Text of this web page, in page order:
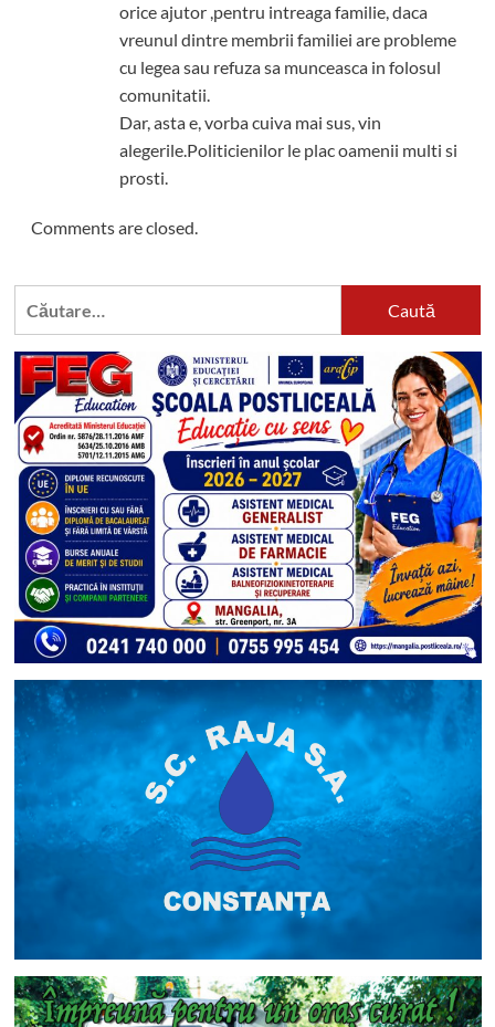
orice ajutor ,pentru intreaga familie, daca
vreunul dintre membrii familiei are probleme
cu legea sau refuza sa munceasca in folosul
comunitatii.
Dar, asta e, vorba cuiva mai sus, vin
alegerile.Politicienilor le plac oamenii multi si
prosti.
Comments are closed.
Caută